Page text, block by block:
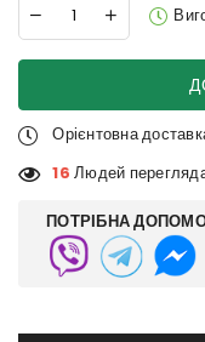
Орієнтовна
16 Людей
ПОТРІБНА